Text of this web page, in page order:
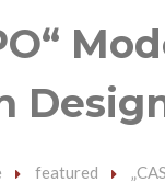
featured